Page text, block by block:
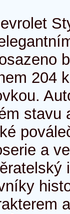
204
stavu
a